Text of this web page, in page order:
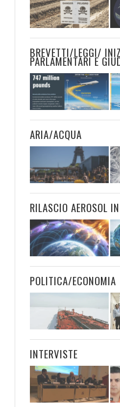
BREVETTI/LEGGI/
PARLAMENTARI E
ARIA/ACQUA
RILASCIO AEROSOL
POLITICA/ECONOMIA
INTERVISTE